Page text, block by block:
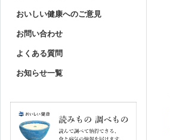
おいしい健康へのご意見
お問い合わせ
よくある質問
お知らせ一覧